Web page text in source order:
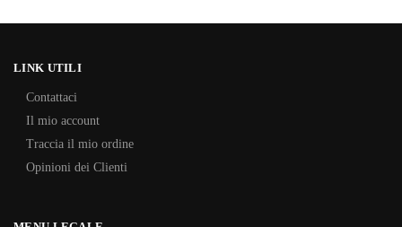
LINK UTILI
Contattaci
Il mio account
Traccia il mio ordine
Opinioni dei Clienti